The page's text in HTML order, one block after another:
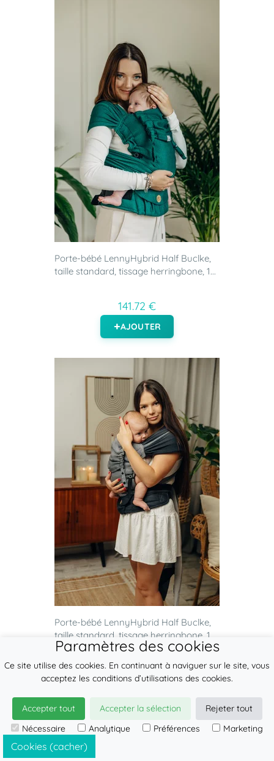
Porte-bébé LennyHybrid Half Buclke,
taille standard, tissage herringbone, 1...
141.72 €
AJOUTER
Porte-bébé LennyHybrid Half Buclke,
taille standard, tissage herringbone, 1...
160.44 €
Cookies (cacher)
Paramètres des cookies
Ce site utilise des cookies. En continuant à naviguer sur le site, vous
acceptez les conditions d’utilisations des cookies.
Accepter tout Accepter la sélection
Rejeter tout
Nécessaire
Analytique Préférences Marketing